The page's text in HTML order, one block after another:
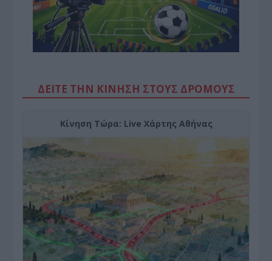
ΔΕΙΤΕ ΤΗΝ ΚΙΝΗΣΗ ΣΤΟΥΣ ΔΡΌΜΟΥΣ
Κίνηση Τώρα: Live Χάρτης Αθήνας